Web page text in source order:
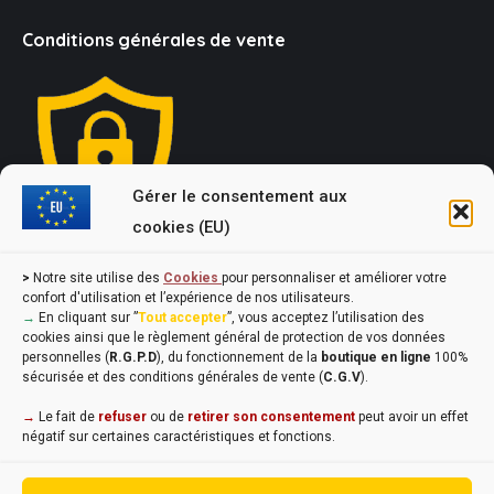
Gérer le consentement aux
cookies (EU)
> Notre site utilise des Cookies pour personnaliser et améliorer votre
confort d'utilisation et l’expérience de nos utilisateurs.
→ En cliquant sur ”Tout accepter”, vous acceptez l’utilisation des
cookies ainsi que le règlement général de protection de vos données
personnelles ( R.G.P.D), du fonctionnement de la boutique en ligne 100%
sécurisée et des conditions générales de vente (C.G.V).
→ Le fait de refuser ou de retirer son consentement peut avoir un effet
négatif sur certaines caractéristiques et fonctions.
Conditions générales de vente
consommer avec modération !"